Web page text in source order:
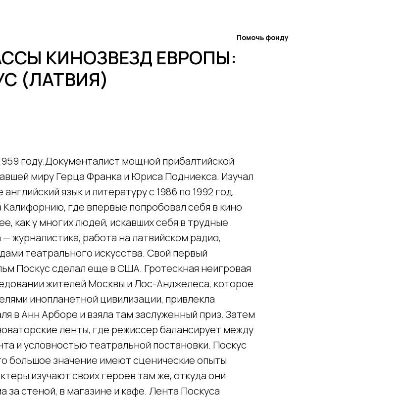
Помочь фонду
КИНОЗВЕЗД ЕВРОПЫ:
(ЛАТВИЯ)
году.Документалист мощной прибалтийской
миру Герца Франка и Юриса Подниекса. Изучал
язык и литературу с 1986 по 1992 год,
Калифорнию, где впервые попробовал себя в кино
как у многих людей, искавших себя в трудные
журналистика, работа на латвийском радио,
театрального искусства. Свой первый
Поскус сделал еще в США. Гротескная неигровая
жителей Москвы и Лос-Анджелеса, которое
инопланетной цивилизации, привлекла
в Анн Арборе и взяла там заслуженный приз. Затем
ленты, где режиссер балансирует между
и условностью театральной постановки. Поскус
большое значение имеют сценические опыты
изучают своих героев там же, откуда они
за стеной, в магазине и кафе. Лента Поскуса